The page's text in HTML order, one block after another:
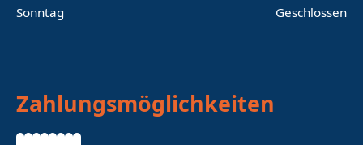
Sonntag
Geschlossen
Zahlungsmöglichkeiten